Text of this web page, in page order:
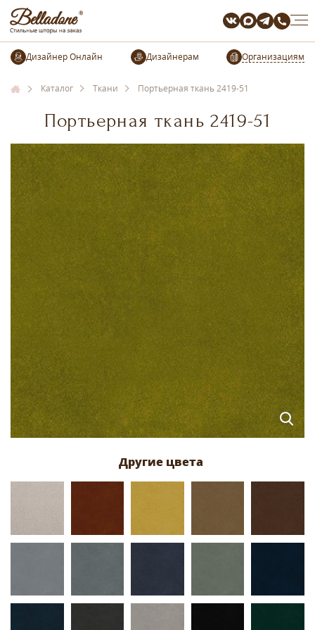
Организациям
Каталог Ткани Портьерная ткань 2419-51
Портьерная ткань 2419-51